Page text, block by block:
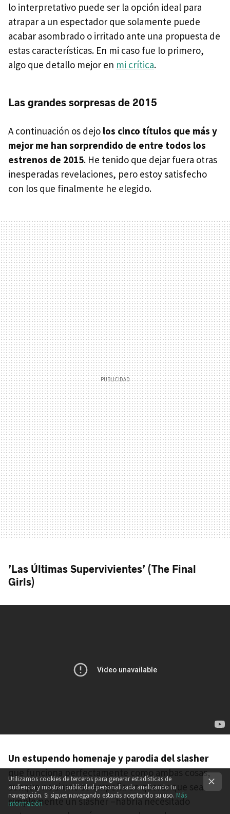
lo interpretativo puede ser la opción ideal para
atrapar a un espectador que solamente puede
acabar asombrado o irritado ante una propuesta de
estas características. En mi caso fue lo primero,
algo que detallo mejor en mi crítica.
Las grandes sorpresas de 2015
A continuación os dejo los cinco títulos que más y
mejor me han sorprendido de entre todos los
estrenos de 2015. He tenido que dejar fuera otras
inesperadas revelaciones, pero estoy satisfecho
con los que finalmente he elegido.
’Las Últimas Supervivientes’ (The Final
Girls)
Un estupendo homenaje y parodia del slasher
que funciona perfectamente como ambas cosas,
aunque no si uno se empeña en querer que sea
simplemente un slasher –habría necesitado
Utilizamos cookies de terceros para generar estadísticas de
audiencia y mostrar publicidad personalizada analizando tu
navegación. Si sigues navegando estarás aceptando su uso.Más
información